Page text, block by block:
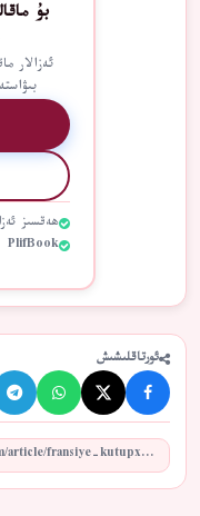
بۇ
ھەقسىز
PlifBook
ئورتاقلىشىش